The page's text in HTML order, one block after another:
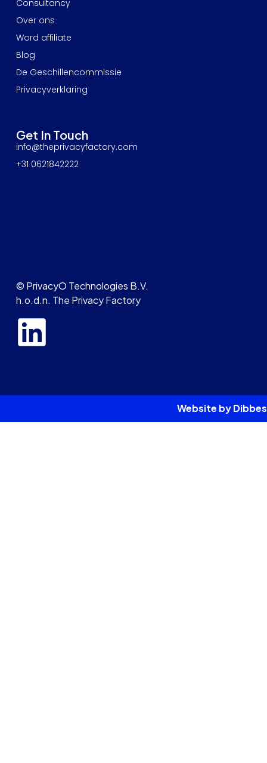
© PrivacyO Technologies B.V.
h.o.d.n. The Privacy Factory
Consultancy
Over ons
Word affiliate
Blog
De Geschillencommissie
Privacyverklaring
Get In Touch
info@theprivacyfactory.com
+31 0621842222
Website by Dibbes